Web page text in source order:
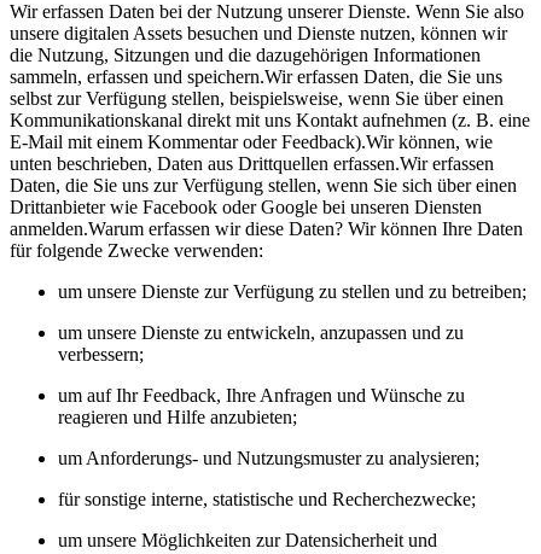
Wir erfassen Daten bei der Nutzung unserer Dienste. Wenn Sie also
unsere digitalen Assets besuchen und Dienste nutzen, können wir
die Nutzung, Sitzungen und die dazugehörigen Informationen
sammeln, erfassen und speichern.Wir erfassen Daten, die Sie uns
selbst zur Verfügung stellen, beispielsweise, wenn Sie über einen
Kommunikationskanal direkt mit uns Kontakt aufnehmen (z. B. eine
E-Mail mit einem Kommentar oder Feedback).Wir können, wie
unten beschrieben, Daten aus Drittquellen erfassen.Wir erfassen
Daten, die Sie uns zur Verfügung stellen, wenn Sie sich über einen
Drittanbieter wie Facebook oder Google bei unseren Diensten
anmelden.Warum erfassen wir diese Daten? Wir können Ihre Daten
für folgende Zwecke verwenden:
um unsere Dienste zur Verfügung zu stellen und zu betreiben;
um unsere Dienste zu entwickeln, anzupassen und zu
verbessern;
um auf Ihr Feedback, Ihre Anfragen und Wünsche zu
reagieren und Hilfe anzubieten;
um Anforderungs- und Nutzungsmuster zu analysieren;
für sonstige interne, statistische und Recherchezwecke;
um unsere Möglichkeiten zur Datensicherheit und